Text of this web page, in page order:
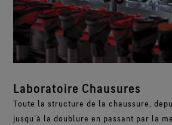
Laboratoire Chausures
Toute la structure de la chaussure,
jusqu’à la doublure en passant par la